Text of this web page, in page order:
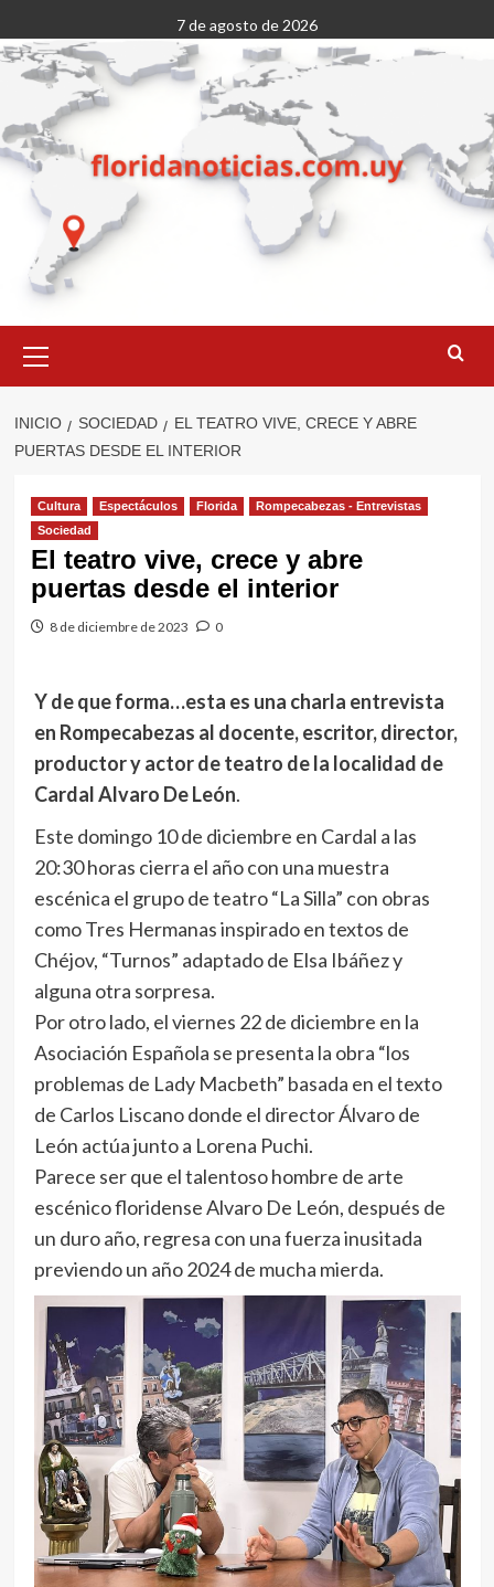
al
contenido
7 de agosto de 2026
primario
INICIO SOCIEDAD
EL TEATRO VIVE, CRECE Y ABRE
PUERTAS DESDE EL INTERIOR
Cultura Espectáculos Florida
Rompecabezas - Entrevistas
Sociedad
El teatro vive, crece y abre
puertas desde el interior
8 de diciembre de 2023 0
Y de que forma…esta es una charla entrevista
en Rompecabezas al docente, escritor, director,
productor y actor de teatro de la localidad de
CardalAlvaro De León.
Este domingo 10 de diciembre en Cardal a las
20:30 horas cierra el año con una muestra
escénica el grupo de teatro “La Silla” con obras
como Tres Hermanas inspirado en textos de
Chéjov, “Turnos” adaptado de Elsa Ibáñez y
alguna otra sorpresa.
Por otro lado, el viernes 22 de diciembre en la
Asociación Española se presenta la obra “los
problemas de Lady Macbeth” basada en el texto
de Carlos Liscano donde el director Álvaro de
León actúa junto a Lorena Puchi.
Parece ser que el talentoso hombre de arte
escénico floridense Alvaro De León, después de
un duro año, regresa con una fuerza inusitada
previendo un año 2024 de mucha mierda.